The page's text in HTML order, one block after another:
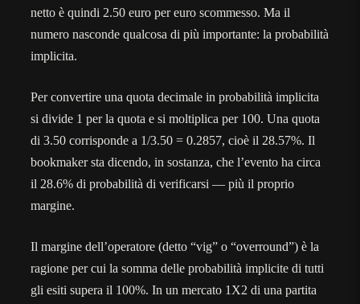
netto è quindi 2.50 euro per euro scommesso. Ma il
numero nasconde qualcosa di più importante: la probabilità
implicita.
Per convertire una quota decimale in probabilità implicita
si divide 1 per la quota e si moltiplica per 100. Una quota
di 3.50 corrisponde a 1/3.50 = 0.2857, cioè il 28.57%. Il
bookmaker sta dicendo, in sostanza, che l’evento ha circa
il 28.6% di probabilità di verificarsi — più il proprio
margine.
Il margine dell’operatore (detto “vig” o “overround”) è la
ragione per cui la somma delle probabilità implicite di tutti
gli esiti supera il 100%. In un mercato 1X2 di una partita